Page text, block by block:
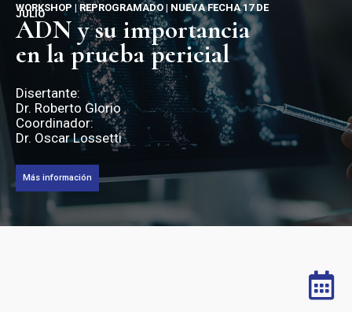
Más información
WORKSHOP | REPROGRAMADO | NUEVA FECHA 17 DE
JULIO
ADN y su importancia
en la prueba pericial
Disertante:
Dr. Roberto Glorio
Coordinador:
Dr. Oscar Lossetti